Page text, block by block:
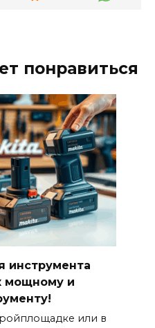
понравиться
инструмента
мощному и
или в